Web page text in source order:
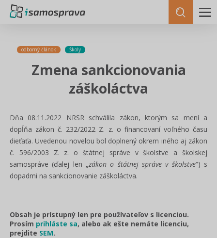
odborný článok Školy
Zmena sankcionovania
záškoláctva
Dňa 08.11.2022 NRSR schválila zákon, ktorým sa mení a
dopĺňa zákon č. 232/2022 Z. z. o financovaní voľného času
dieťaťa. Uvedenou novelou bol doplnený okrem iného aj zákon
č. 596/2003 Z. z. o štátnej správe v školstve a školskej
samospráve (ďalej len „zákon o štátnej správe v školstve“) s
dopadmi na sankcionovanie záškoláctva.
Obsah je prístupný len pre používateľov s licenciou.
Prosím prihláste sa, alebo ak ešte nemáte licenciu,
prejdite SEM.